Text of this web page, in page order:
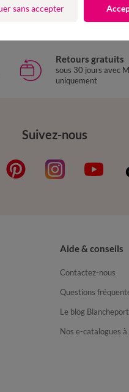
Retours gratuits
sous 30 jours avec
uniquement
Suivez-nous
Aide & conseils
Contactez-nous
Questions
Le blog
Nos e-catalogues
sans accepter